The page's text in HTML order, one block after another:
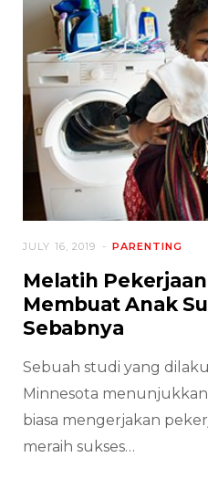
PARENTING
JULY 16, 2019
Melatih
Membuat Anak
Sebabnya
Sebuah studi yang
Minnesota
biasa mengerjakan
meraih sukses…